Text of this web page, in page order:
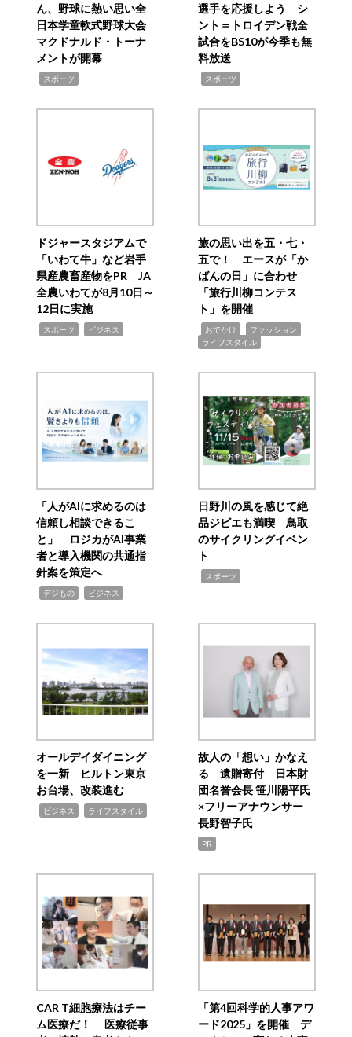
ん、野球に熱い思い全
日本学童軟式野球大会
マクドナルド・トーナ
メントが開幕
スポーツ
選手を応援しよう シ
ント＝トロイデン戦全
試合をBS10が今季も無
料放送
スポーツ
ドジャースタジアムで
「いわて牛」など岩手
県産農畜産物をPR JA
全農いわてが8月10日～
12日に実施
スポーツ ビジネス
旅の思い出を五・七・
五で！ エースが「か
ばんの日」に合わせ
「旅行川柳コンテス
ト」を開催
おでかけ ファッション
ライフスタイル
「人がAIに求めるのは
信頼し相談できるこ
と」 ロジカがAI事業
者と導入機関の共通指
針案を策定へ
デジもの ビジネス
日野川の風を感じて絶
品ジビエも満喫 鳥取
のサイクリングイベン
ト
スポーツ
オールデイダイニング
を一新 ヒルトン東京
お台場、改装進む
ビジネス ライフスタイル
故人の「想い」かなえ
る 遺贈寄付 日本財
団名誉会長 笹川陽平氏
×フリーアナウンサー
長野智子氏
PR
CAR T細胞療法はチー
ム医療だ！ 医療従事
「第4回科学的人事アワ
ード2025」を開催 デ